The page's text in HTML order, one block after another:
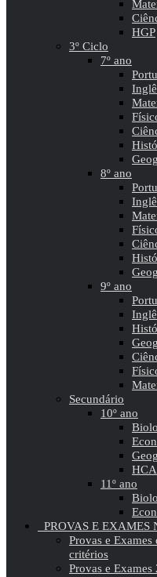
HGP
3º Ciclo
7º ano
8º ano
9º ano
Secundário
10º ano
HCA
11º ano
PROVAS E EXAMES
Provas e Exames
critérios
Provas e